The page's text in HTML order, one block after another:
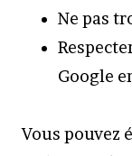
Ne pas
Google
Vous pouvez